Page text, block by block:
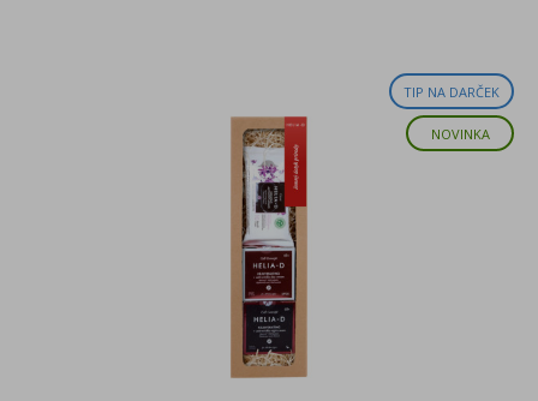
TIP NA DARČEK
NOVINKA